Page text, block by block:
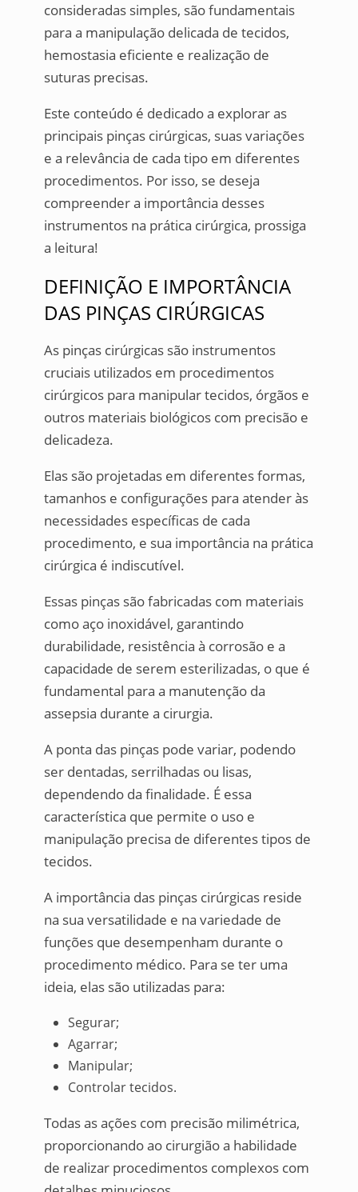
consideradas simples, são fundamentais
para a manipulação delicada de tecidos,
hemostasia eficiente e realização de
suturas precisas.
Este conteúdo é dedicado a explorar as
principais pinças cirúrgicas, suas variações
e a relevância de cada tipo em diferentes
procedimentos. Por isso, se deseja
compreender a importância desses
instrumentos na prática cirúrgica, prossiga
a leitura!
DEFINIÇÃO E IMPORTÂNCIA
DAS PINÇAS CIRÚRGICAS
As pinças cirúrgicas são instrumentos
cruciais utilizados em procedimentos
cirúrgicos para manipular tecidos, órgãos e
outros materiais biológicos com precisão e
delicadeza.
Elas são projetadas em diferentes formas,
tamanhos e configurações para atender às
necessidades específicas de cada
procedimento, e sua importância na prática
cirúrgica é indiscutível.
Essas pinças são fabricadas com materiais
como aço inoxidável, garantindo
durabilidade, resistência à corrosão e a
capacidade de serem esterilizadas, o que é
fundamental para a manutenção da
assepsia durante a cirurgia.
A ponta das pinças pode variar, podendo
ser dentadas, serrilhadas ou lisas,
dependendo da finalidade. É essa
característica que permite o uso e
manipulação precisa de diferentes tipos de
tecidos.
A importância das pinças cirúrgicas reside
na sua versatilidade e na variedade de
funções que desempenham durante o
procedimento médico. Para se ter uma
ideia, elas são utilizadas para:
Segurar;
Agarrar;
Manipular;
Controlar tecidos.
Todas as ações com precisão milimétrica,
proporcionando ao cirurgião a habilidade
de realizar procedimentos complexos com